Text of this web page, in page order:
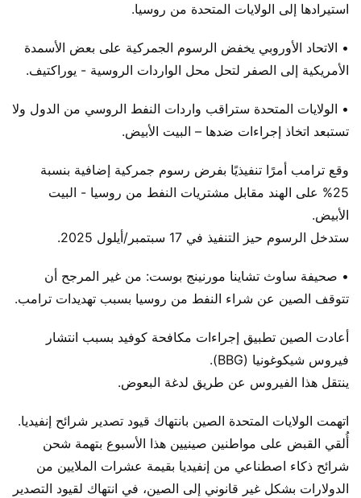
استيرادها إلى الولايات المتحدة من روسيا.
• الاتحاد الأوروبي يخفض الرسوم الجمركية على بعض الأسمدة
الأمريكية إلى الصفر لتحل محل الواردات الروسية - يوراكتيف.
• الولايات المتحدة ستراقب واردات النفط الروسي من الدول ولا
تستبعد اتخاذ إجراءات ضدها – البيت الأبيض.
وقع ترامب أمرًا تنفيذيًا بفرض رسوم جمركية إضافية بنسبة
25% على الهند مقابل مشتريات النفط من روسيا - البيت
الأبيض.
ستدخل الرسوم حيز التنفيذ في 17 سبتمبر/أيلول 2025.
• صحيفة ساوث تشاينا مورنينج بوست: من غير المرجح أن
تتوقف الصين عن شراء النفط من روسيا بسبب تهديدات ترامب.
أعادت الصين تطبيق إجراءات مكافحة كوفيد بسبب انتشار
فيروس شيكوغونيا (BBG).
ينتقل هذا الفيروس عن طريق لدغة البعوض.
اتهمت الولايات المتحدة الصين بانتهاك قيود تصدير شرائح إنفيديا.
أُلقي القبض على مواطنين صينيين هذا الأسبوع بتهمة شحن
شرائح ذكاء اصطناعي من إنفيديا بقيمة عشرات الملايين من
الدولارات بشكل غير قانوني إلى الصين، في انتهاك لقيود التصدير